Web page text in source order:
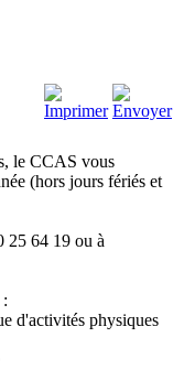
le CCAS vous
(hors jours fériés et
25 64 19 ou à
d'activités physiques